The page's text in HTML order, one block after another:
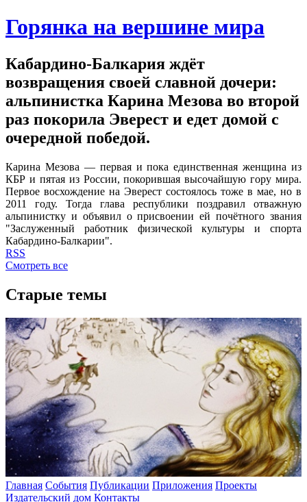
Горянка на вершине мира
Кабардино-Балкария ждёт
возвращения своей славной дочери:
альпинистка Карина Мезова во второй
раз покорила Эверест и едет домой с
очередной победой.
Карина Мезова — первая и пока единственная женщина из
КБР и пятая из России, покорившая высочайшую гору мира.
Первое восхождение на Эверест состоялось тоже в мае, но в
2011 году. Тогда глава республики поздравил отважную
альпинистку и объявил о присвоении ей почётного звания
"Заслуженный работник физической культуры и спорта
Кабардино-Балкарии".
RSS
Смотреть все
Старые темы
Главная События Публикации Приложения Проекты
Издательский дом Контакты